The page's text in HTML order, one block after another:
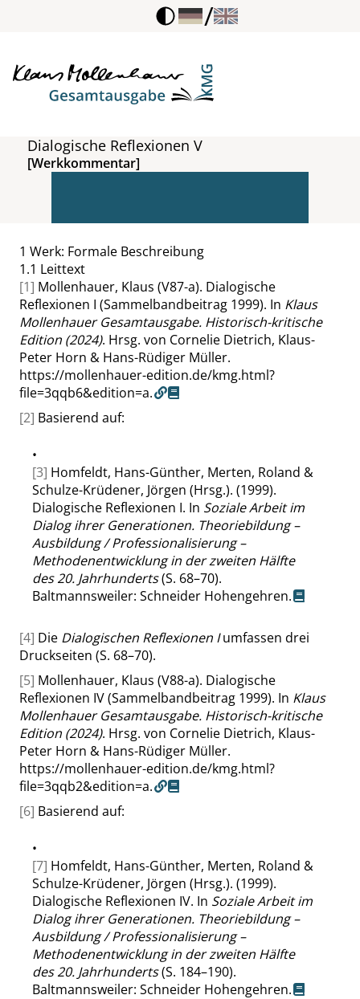
/
Dialogische Reflexionen V
[Werkkommentar]
1 Werk: Formale Beschreibung
1.1 Leittext
[1] Mollenhauer, Klaus (V87-a). Dialogische
Reflexionen I (Sammelbandbeitrag 1999). In Klaus
Mollenhauer Gesamtausgabe. Historisch-kritische
Edition (2024). Hrsg. von Cornelie Dietrich, Klaus-
Peter Horn & Hans-Rüdiger Müller.
https://mollenhauer-edition.de/kmg.html?
file=3qqb6&edition=a.
[2] Basierend auf:
•
[3] Homfeldt, Hans-Günther, Merten, Roland &
Schulze-Krüdener, Jörgen (Hrsg.). (1999).
Dialogische Reflexionen I. In Soziale Arbeit im
Dialog ihrer Generationen. Theoriebildung –
Ausbildung / Professionalisierung –
Methodenentwicklung in der zweiten Hälfte
des 20. Jahrhunderts(S. 68–70).
Baltmannsweiler: Schneider Hohengehren.
[4] Die Dialogischen Reflexionen Iumfassen drei
Druckseiten (S. 68–70).
[5] Mollenhauer, Klaus (V88-a). Dialogische
Reflexionen IV (Sammelbandbeitrag 1999). In Klaus
Mollenhauer Gesamtausgabe. Historisch-kritische
Edition (2024). Hrsg. von Cornelie Dietrich, Klaus-
Peter Horn & Hans-Rüdiger Müller.
https://mollenhauer-edition.de/kmg.html?
file=3qqb2&edition=a.
[6] Basierend auf:
•
[7] Homfeldt, Hans-Günther, Merten, Roland &
Schulze-Krüdener, Jörgen (Hrsg.). (1999).
Dialogische Reflexionen IV. In Soziale Arbeit im
Dialog ihrer Generationen. Theoriebildung –
Ausbildung / Professionalisierung –
Methodenentwicklung in der zweiten Hälfte
des 20. Jahrhunderts(S. 184–190).
Baltmannsweiler: Schneider Hohengehren.